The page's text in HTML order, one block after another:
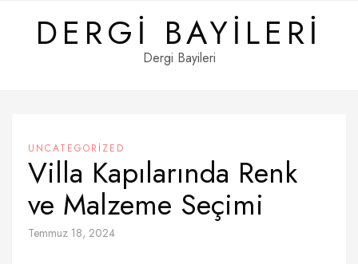
contentDERGI BAYILERI
Dergi Bayileri
UNCATEGORIZED
Villa Kapılarında Renk
ve Malzeme Seçimi
Temmuz 18, 2024